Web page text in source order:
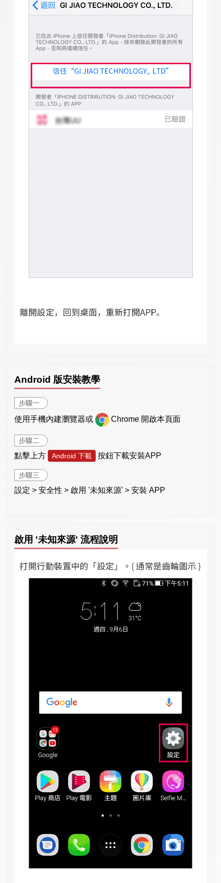
Android 版安裝教學
步驟一
使用手機內建瀏覽器或 Chrome 開啟本頁面
步驟二
點擊上方 Android 下載 按鈕下載安裝APP
步驟三
設定 > 安全性 > 啟用 '未知來源' > 安裝 APP
啟用 '未知來源' 流程說明